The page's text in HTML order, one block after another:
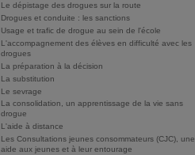
Le dépistage des drogues sur la route
Drogues et conduite : les sanctions
Usage et trafic de drogue au sein de l'école
L'accompagnement des élèves en difficulté avec les
drogues
La préparation à la décision
La substitution
Le sevrage
La consolidation, un apprentissage de la vie sans
drogue
L'aide à distance
Les Consultations jeunes consommateurs (CJC), une
aide aux jeunes et à leur entourage